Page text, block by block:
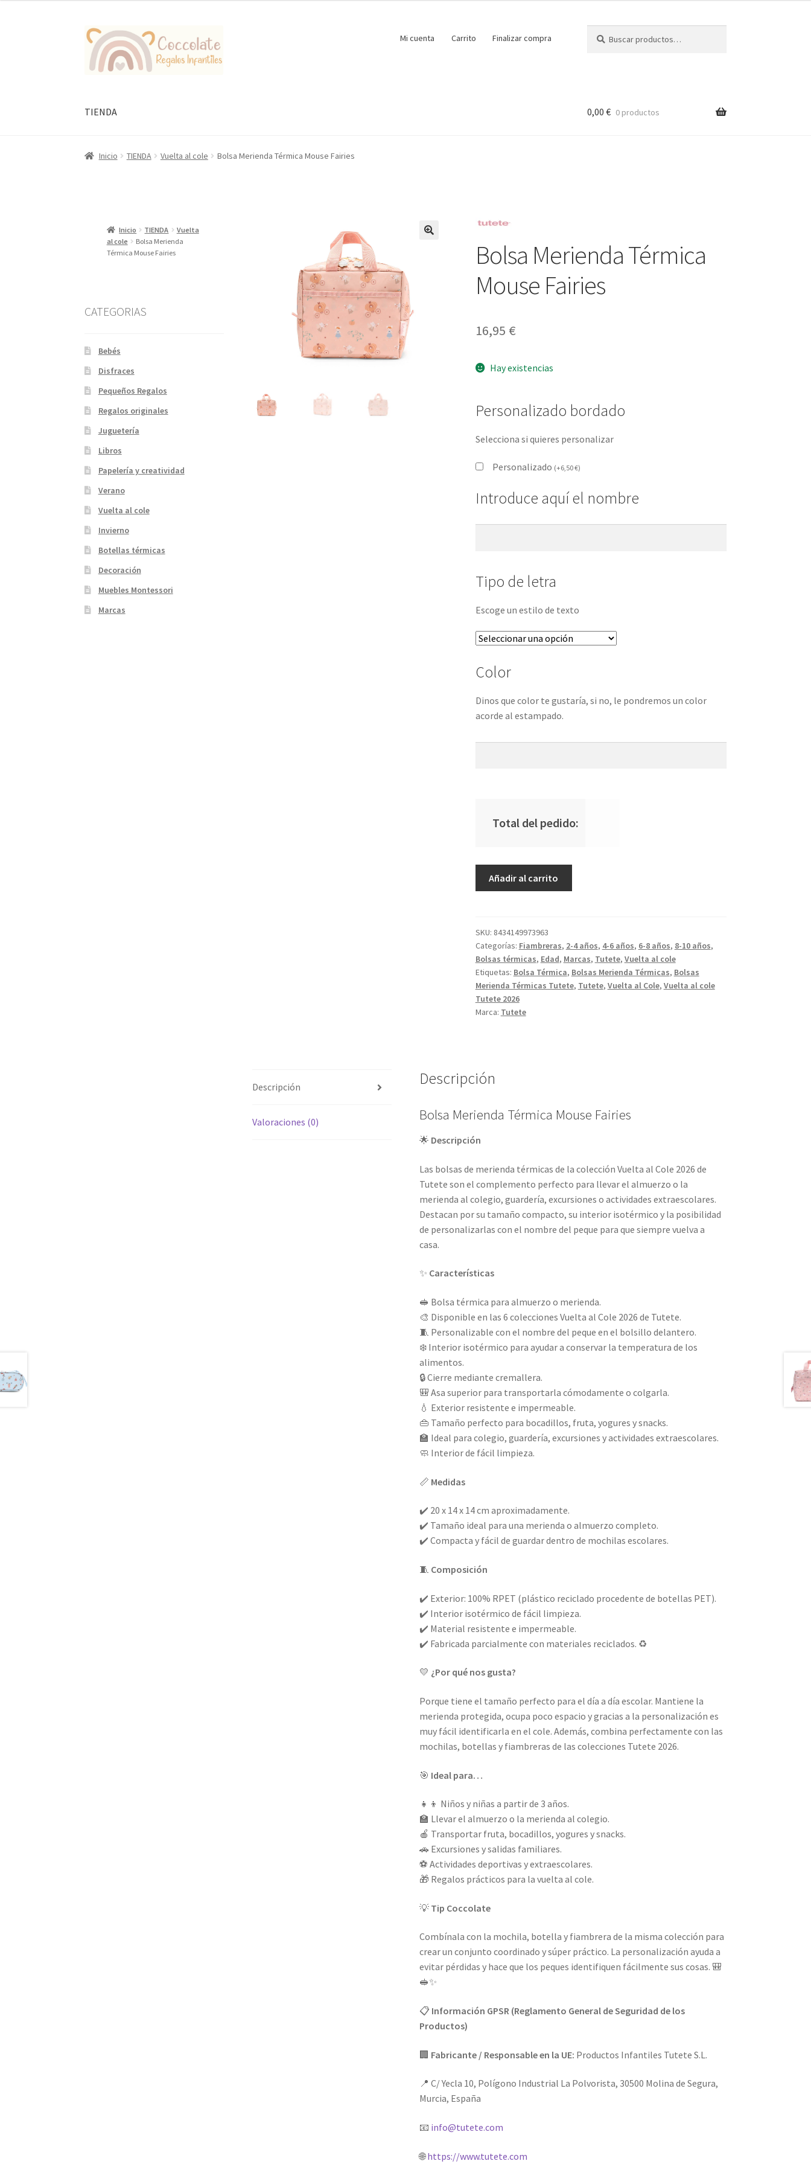
Ir
la
Ir
al
contenido
Mi cuenta Carrito Finalizar compra
por:
TIENDA 0,00 € 0 productos
Inicio TIENDA Vuelta al cole Bolsa Merienda Térmica Mouse Fairies
Bolsa Merienda Térmica
Mouse Fairies
16,95 €
Hay existencias
Personalizado bordado
Selecciona si quieres personalizar
Personalizado (+6,50€)
Introduce aquí el nombre
Tipo de letra
Escoge un estilo de texto
Color
Dinos que color te gustaría, si no, le pondremos un color
acorde al estampado.
Total del pedido:
Fairies
cantidad
Añadir al carrito
SKU: 8434149973963
Categorías: Fiambreras, 2-4 años, 4-6 años, 6-8 años, 8-10 años,
Bolsas térmicas, Edad, Marcas, Tutete, Vuelta al cole
Etiquetas: Bolsa Térmica, Bolsas Merienda Térmicas, Bolsas
Merienda Térmicas Tutete, Tutete, Vuelta al Cole, Vuelta al cole
Tutete 2026
Marca: Tutete
Descripción
Valoraciones (0)
Descripción
Bolsa Merienda Térmica Mouse Fairies
🌟 Descripción
Las bolsas de merienda térmicas de la colección Vuelta al Cole 2026 de
Tutete son el complemento perfecto para llevar el almuerzo o la
merienda al colegio, guardería, excursiones o actividades extraescolares.
Destacan por su tamaño compacto, su interior isotérmico y la posibilidad
de personalizarlas con el nombre del peque para que siempre vuelva a
casa.
✨ Características
🥪 Bolsa térmica para almuerzo o merienda.
🎨 Disponible en las 6 colecciones Vuelta al Cole 2026 de Tutete.
🧵 Personalizable con el nombre del peque en el bolsillo delantero.
❄️ Interior isotérmico para ayudar a conservar la temperatura de los
alimentos.
🔒 Cierre mediante cremallera.
🎒 Asa superior para transportarla cómodamente o colgarla.
💧 Exterior resistente e impermeable.
👜 Tamaño perfecto para bocadillos, fruta, yogures y snacks.
🏫 Ideal para colegio, guardería, excursiones y actividades extraescolares.
🧼 Interior de fácil limpieza.
📏 Medidas
✔️ 20 x 14 x 14 cm aproximadamente.
✔️ Tamaño ideal para una merienda o almuerzo completo.
✔️ Compacta y fácil de guardar dentro de mochilas escolares.
🧵 Composición
✔️ Exterior: 100% RPET (plástico reciclado procedente de botellas PET).
✔️ Interior isotérmico de fácil limpieza.
✔️ Material resistente e impermeable.
✔️ Fabricada parcialmente con materiales reciclados. ♻️
💛 ¿Por qué nos gusta?
Porque tiene el tamaño perfecto para el día a día escolar. Mantiene la
merienda protegida, ocupa poco espacio y gracias a la personalización es
muy fácil identificarla en el cole. Además, combina perfectamente con las
mochilas, botellas y fiambreras de las colecciones Tutete 2026.
🎯 Ideal para…
👧👦 Niños y niñas a partir de 3 años.
🏫 Llevar el almuerzo o la merienda al colegio.
🍎 Transportar fruta, bocadillos, yogures y snacks.
🚗 Excursiones y salidas familiares.
⚽ Actividades deportivas y extraescolares.
🎁 Regalos prácticos para la vuelta al cole.
💡 Tip Coccolate
Combínala con la mochila, botella y fiambrera de la misma colección para
crear un conjunto coordinado y súper práctico. La personalización ayuda a
evitar pérdidas y hace que los peques identifiquen fácilmente sus cosas. 🎒
🥪✨
📋 Información GPSR (Reglamento General de Seguridad de los
Productos)
🏢 Fabricante / Responsable en la UE: Productos Infantiles Tutete S.L.
📍 C/ Yecla 10, Polígono Industrial La Polvorista, 30500 Molina de Segura,
Murcia, España
📧 info@tutete.com
🌐https://www.tutete.com
Inicio TIENDA
Vuelta
al cole
Bolsa Merienda
Térmica Mouse Fairies
CATEGORIAS
Bebés
Disfraces
Pequeños Regalos
Regalos originales
Juguetería
Libros
Papelería y creatividad
Verano
Vuelta al cole
Invierno
Botellas térmicas
Decoración
Muebles Montessori
Marcas